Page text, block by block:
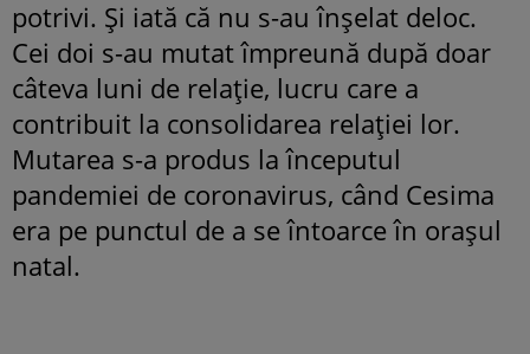
potrivi. Și iată că nu s-au înșelat deloc.
Cei doi s-au mutat împreună după doar
câteva luni de relație, lucru care a
contribuit la consolidarea relației lor.
Mutarea s-a produs la începutul
pandemiei de coronavirus, când Cesima
era pe punctul de a se întoarce în orașul
natal.